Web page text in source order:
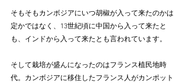
そもそもカンボジアにいつ胡椒が入って来たのかは
定かではなく、13世紀頃に中国から入って来たと
も、インドから入って来たとも言われています。
そして栽培が盛んになったのはフランス植民地時
代。カンボジアに移住したフランス人がカンポット